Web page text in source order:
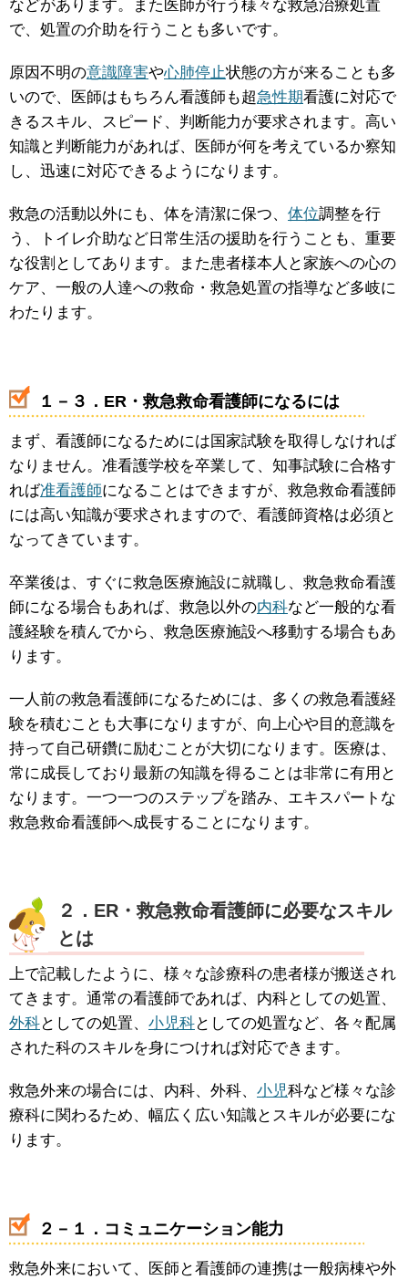
などがあります。また医師が行う様々な救急治療処置
で、処置の介助を行うことも多いです。
原因不明の意識障害や心肺停止状態の方が来ることも多
いので、医師はもちろん看護師も超急性期看護に対応で
きるスキル、スピード、判断能力が要求されます。高い
知識と判断能力があれば、医師が何を考えているか察知
し、迅速に対応できるようになります。
救急の活動以外にも、体を清潔に保つ、 体位調整を行
う、トイレ介助など日常生活の援助を行うことも、重要
な役割としてあります。また患者様本人と家族への心の
ケア、一般の人達への救命・救急処置の指導など多岐に
わたります。
１－３．ER・救急救命看護師になるには
まず、看護師になるためには国家試験を取得しなければ
なりません。准看護学校を卒業して、知事試験に合格す
れば准看護師になることはできますが、救急救命看護師
には高い知識が要求されますので、看護師資格は必須と
なってきています。
卒業後は、すぐに救急医療施設に就職し、救急救命看護
師になる場合もあれば、救急以外の内科など一般的な看
護経験を積んでから、救急医療施設へ移動する場合もあ
ります。
一人前の救急看護師になるためには、多くの救急看護経
験を積むことも大事になりますが、向上心や目的意識を
持って自己研鑽に励むことが大切になります。医療は、
常に成長しており最新の知識を得ることは非常に有用と
なります。一つ一つのステップを踏み、エキスパートな
救急救命看護師へ成長することになります。
２．ER・救急救命看護師に必要なスキル
とは
上で記載したように、様々な診療科の患者様が搬送され
てきます。通常の看護師であれば、内科としての処置、
外科としての処置、 小児科としての処置など、各々配属
された科のスキルを身につければ対応できます。
救急外来の場合には、内科、外科、 小児科など様々な診
療科に関わるため、幅広く広い知識とスキルが必要にな
ります。
２－１．コミュニケーション能力
救急外来において、医師と看護師の連携は一般病棟や外